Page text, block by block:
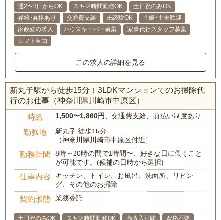
週2〜3日からOK スキマ時間勤務OK
土日祝のみOK
昇給･昇格あり
交通費支給 未経験OK
主婦･主夫歓迎
家政婦の求人
ハウスキーパー募集
家事代行スタッフ募集
シフト自由
この求人の詳細を見る
新丸子駅から徒歩15分！3LDKマンションでのお掃除代
行のお仕事（神奈川県川崎市中原区）
時給 1,500〜1,860円、交通費支給、前払い制度あり
勤務地
新丸子 徒歩15分
（神奈川県川崎市中原区付近）
勤務時間
8時～20時の間で1時間〜、好きな日に働くこと
が可能です。(候補の日時から選択)
仕事内容
キッチン、トイレ、お風呂、洗面所、リビン
グ、その他のお掃除
契約形態 業務委託
土日祝のみOK スキマ時間勤務OK 高収入可能
資格不要